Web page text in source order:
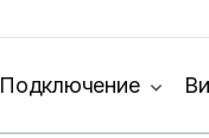
Подключение